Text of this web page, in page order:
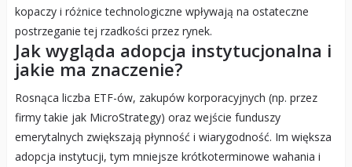
kopaczy i różnice technologiczne wpływają na ostateczne
postrzeganie tej rzadkości przez rynek.
Jak wygląda adopcja instytucjonalna i
jakie ma znaczenie?
Rosnąca liczba ETF-ów, zakupów korporacyjnych (np. przez
firmy takie jak MicroStrategy) oraz wejście funduszy
emerytalnych zwiększają płynność i wiarygodność. Im większa
adopcja instytucji, tym mniejsze krótkoterminowe wahania i